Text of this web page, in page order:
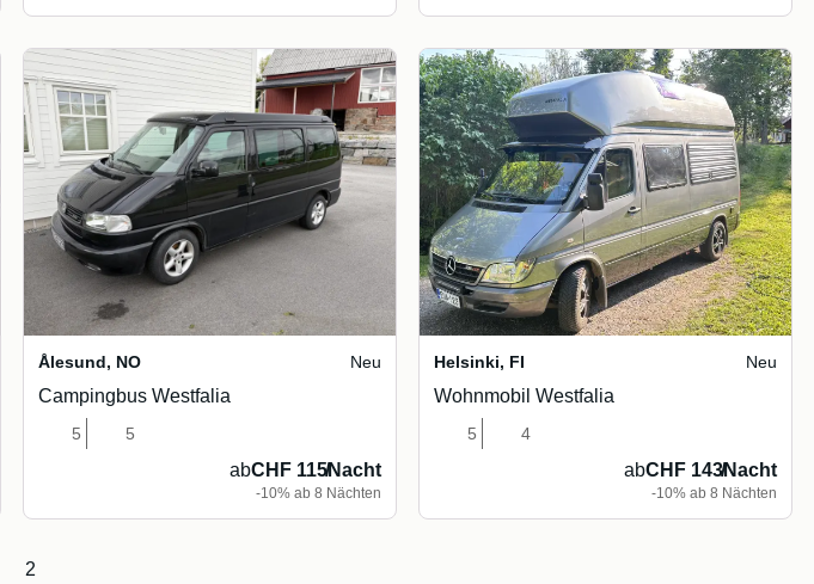
Ålesund, NO Neu
Campingbus Westfalia
5 5
abCHF 115/Nacht
-10% ab 8 Nächten
Helsinki, FI Neu
Wohnmobil Westfalia
5 4
abCHF 143/Nacht
-10% ab 8 Nächten
2